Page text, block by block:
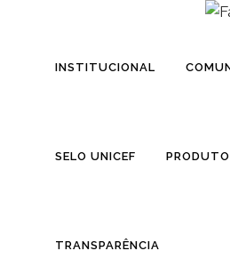
INSTITUCIONAL
SELO UNICEF
TRANSPARÊNCIA